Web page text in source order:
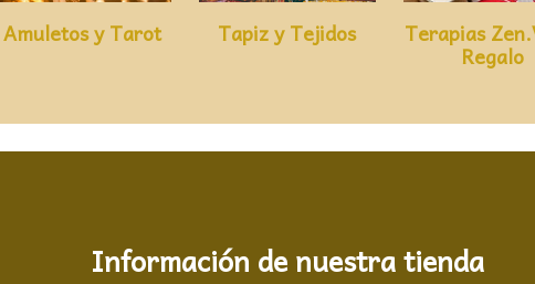
Amuletos y Tarot Tapiz y Tejidos Terapias
Regalo
Información de nuestra tienda